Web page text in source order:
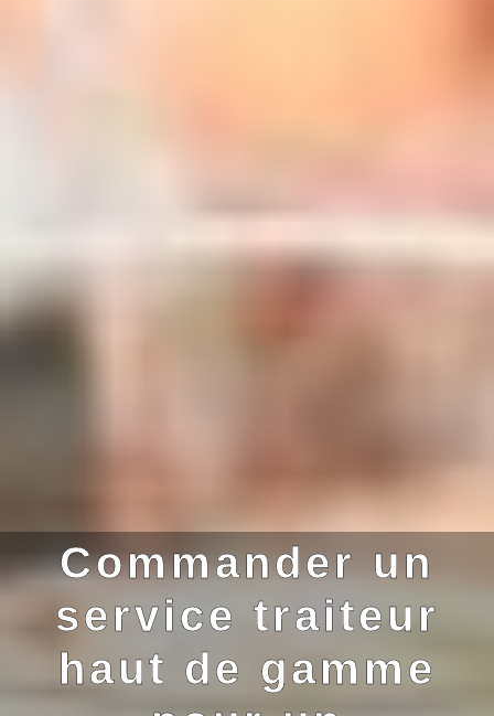
Commander un
service traiteur
haut de gamme